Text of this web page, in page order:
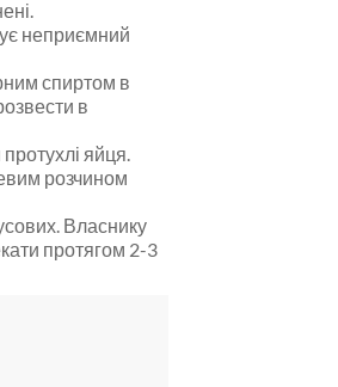
неприємний
спиртом в
в
яйця.
розчином
Власнику
протягом 2-3